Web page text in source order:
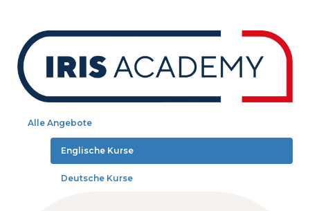
Alle Angebote
Englische Kurse
Deutsche Kurse